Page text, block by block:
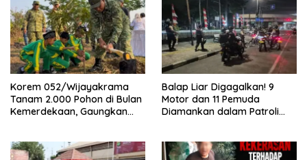
Korem 052/Wijayakrama
Tanam 2.000 Pohon di Bulan
Kemerdekaan, Gaungkan
Balap Liar Digagalkan! 9
Motor dan 11 Pemuda
Diamankan dalam Patroli